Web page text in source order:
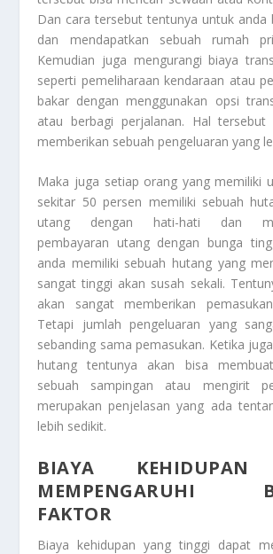
Dan cara tersebut tentunya untuk anda
dan mendapatkan sebuah rumah
Kemudian juga mengurangi biaya
seperti pemeliharaan kendaraan atau
bakar dengan menggunakan opsi
atau berbagi perjalanan. Hal tersebut
memberikan sebuah pengeluaran yang
Maka juga setiap orang yang memiliki
sekitar 50 persen memiliki sebuah
utang dengan hati-hati dan
pembayaran utang dengan bunga
anda memiliki sebuah hutang yang
sangat tinggi akan susah sekali.
akan sangat memberikan
Tetapi jumlah pengeluaran yang
sebanding sama pemasukan. Ketika
hutang tentunya akan bisa
sebuah sampingan atau mengirit
merupakan penjelasan yang ada
lebih sedikit.
BIAYA KEHIDUPAN
MEMPENGARUHI
FAKTOR
Biaya kehidupan yang tinggi dapat